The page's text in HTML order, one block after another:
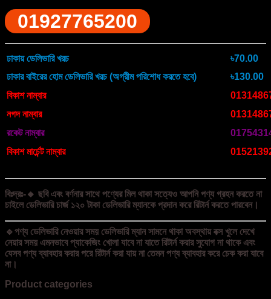
01927765200
ঢাকায় ডেলিভারি খরচ
৳70.00
ঢাকার বাইরের হোম ডেলিভারি খরচ (অগ্রীম পরিশোধ করতে হবে)
৳130.00
বিকাশ নাম্বার
নগদ নাম্বার
রকেট নাম্বার
বিকাশ মার্চেন্ট নাম্বার
বিঃদ্রঃ-🔸 ছবি এবং বর্ণনার সাথে পণ্যের মিল থাকা সত্যেও আপনি পণ্য গ্রহন করতে না
চাইলে ডেলিভারি চার্জ ১২০ টাকা ডেলিভারি ম্যানকে প্রদান করে রিটার্ন করতে পারবেন।
🔹পণ্য ডেলিভারি নেওয়ার সময় ডেলিভারি ম্যান সামনে থাকা অবস্থায় বক্স খুলে দেখে
নেয়ার সময় এমনভাবে প্যাকেজিং খোলা যাবে না যাতে রিটার্ন করার সুযোগ না থাকে এবং
যেসব পণ্য ব্যাবহার করার পরে রিটার্ন করা যায় না তেমন পণ্য ব্যাবহার করে চেক করা যাবে
না।
Product categories